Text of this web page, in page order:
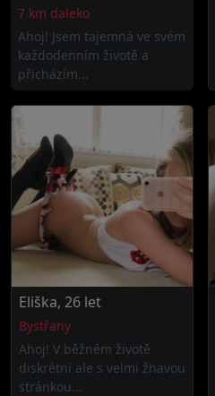
7 km daleko
Ahoj! Jsem tajemná ve svém
každodenním životě a
přicházím...
Eliška, 26 let
Bystřany
Ahoj! V běžném životě
diskrétní ale s velmi žhavou
stránkou...